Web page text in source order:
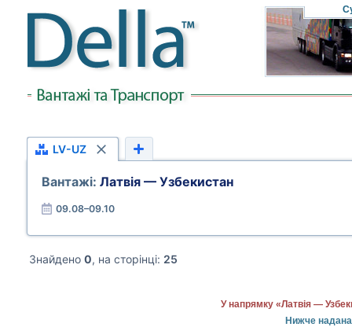
LV-UZ
Вантажі: Латвія — Узбекистан
09.08–09.10
Знайдено 0, на сторінці: 25
У напрямку «Латвія —
Нижче надана